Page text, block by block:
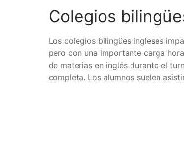
Colegios
Los colegios bilingües ingleses
pero con una importante carga
de materias en inglés durante el
completa. Los alumnos suelen